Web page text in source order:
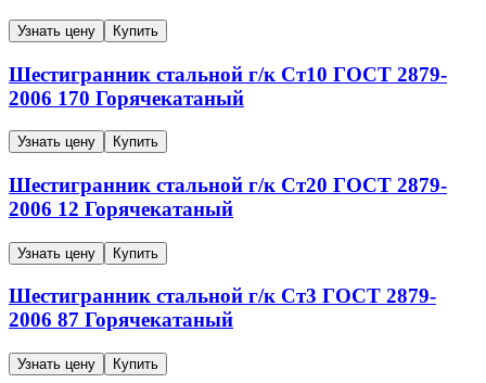
Узнать цену Купить
Шестигранник стальной г/к Ст10 ГОСТ 2879-
2006 170 Горячекатаный
Узнать цену Купить
Шестигранник стальной г/к Ст20 ГОСТ 2879-
2006 12 Горячекатаный
Узнать цену Купить
Шестигранник стальной г/к Ст3 ГОСТ 2879-
2006 87 Горячекатаный
Узнать цену Купить